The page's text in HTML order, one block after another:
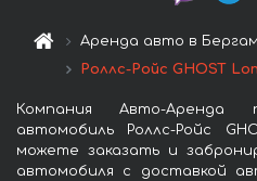
Аренда авто в
Роллс-Ройс GHOST
Компания Авто-Аренда
автомобиль Роллс-Ройс
можете заказать и
автомобиля с доставкой